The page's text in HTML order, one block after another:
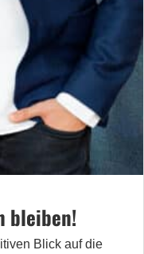
bleiben!
Blick auf die